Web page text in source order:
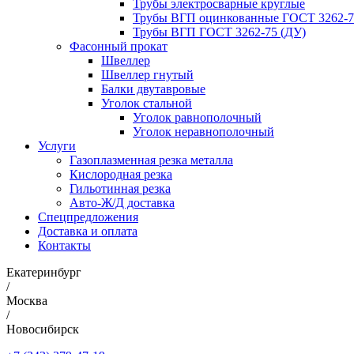
Трубы электросварные круглые
Трубы ВГП оцинкованные ГОСТ 3262-
Трубы ВГП ГОСТ 3262-75 (ДУ)
Фасонный прокат
Швеллер
Швеллер гнутый
Балки двутавровые
Уголок стальной
Уголок равнополочный
Уголок неравнополочный
Услуги
Газоплазменная резка металла
Кислородная резка
Гильотинная резка
Авто-Ж/Д доставка
Спецпредложения
Доставка и оплата
Контакты
Екатеринбург
/
Москва
/
Новосибирск